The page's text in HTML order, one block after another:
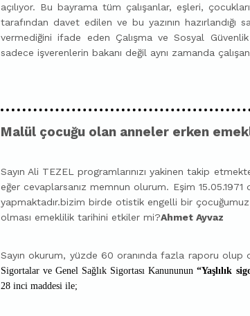
açılıyor. Bu bayrama tüm çalışanlar, eşleri,
tarafından davet edilen ve bu yazının hazırlandığı
vermediğini ifade eden Çalışma ve Sosyal
sadece işverenlerin bakanı değil aynı zamanda
Malül çocuğu olan anneler erken
Sayın Ali TEZEL programlarınızı yakinen takip
eğer cevaplarsanız memnun olurum. Eşim
yapmaktadır.bizim birde otistik engelli bir
olması emeklilik tarihini etkiler mi?Ahmet Ayvaz
Sayın okurum, yüzde 60 oranında fazla raporu olup
Sigortalar ve Genel Sağlık Sigortası Kanununun“Yaşlılık
28 inci maddesi ile;